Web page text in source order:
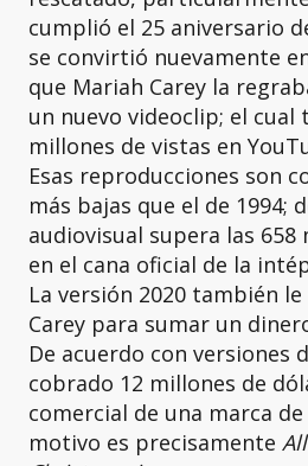
cumplió el 25 aniversario
se convirtió nuevamente
que Mariah Carey la
un nuevo videoclip; el cual
millones de vistas en
Esas reproducciones son
más bajas que el de 1994;
audiovisual supera las 658
en el cana oficial de la
La versión 2020 también
Carey para sumar un
De acuerdo con versiones
cobrado 12 millones de
comercial de una marca
motivo es precisamente